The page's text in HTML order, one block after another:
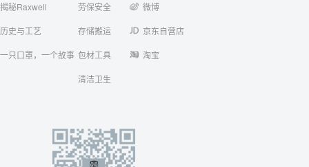
揭秘Raxwell
历史与工艺
一只口罩，一个故事
劳保安全
存储搬运
包材工具
清洁卫生
微博
京东自营店
淘宝